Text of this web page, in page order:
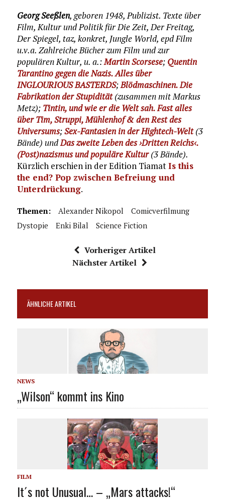
Georg Seeßlen, geboren 1948, Publizist. Texte über
Film, Kultur und Politik für Die Zeit, Der Freitag,
Der Spiegel, taz, konkret, Jungle World, epd Film
u.v.a. Zahlreiche Bücher zum Film und zur
populären Kultur, u. a.:Martin Scorsese; Quentin
Tarantino gegen die Nazis. Alles über
INGLOURIOUS BASTERDS;Blödmaschinen. Die
Fabrikation der Stupidität(zusammen mit Markus
Metz); Tintin, und wie er die Welt sah. Fast alles
über Tim, Struppi, Mühlenhof & den Rest des
Universums;Sex-Fantasien in der Hightech-Welt(3
Bände) undDas zweite Leben des ›Dritten Reichs‹.
(Post)nazismus und populäre Kultur(3 Bände).
Kürzlich erschien in der Edition TiamatIs this
the end? Pop zwischen Befreiung und
Unterdrückung.
Themen: Alexander Nikopol
Comicverfilmung
Dystopie
Enki Bilal Science Fiction
Vorheriger Artikel
Nächster Artikel
ÄHNLICHE ARTIKEL
NEWS
„Wilson“ kommt ins Kino
FILM
It´s not Unusual… – „Mars attacks!“